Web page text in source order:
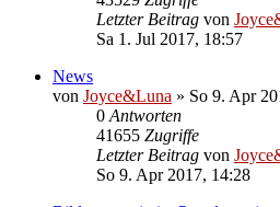
Letzter Beitrag von
Sa 1. Jul 2017, 18:57
News
von Joyce&Luna » So 9. Apr
0 Antworten
41655 Zugriffe
Letzter Beitrag von
So 9. Apr 2017, 14:28